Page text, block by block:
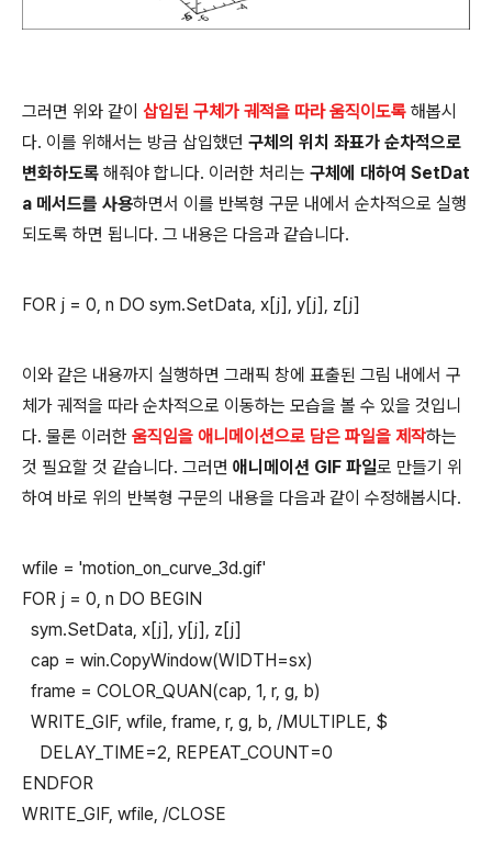
그러면 위와 같이 삽입된 구체가 궤적을 따라 움직이도록 해봅시
다. 이를 위해서는 방금 삽입했던 구체의 위치 좌표가 순차적으로
변화하도록 해줘야 합니다. 이러한 처리는 구체에 대하여 SetDat
a 메서드를 사용하면서 이를 반복형 구문 내에서 순차적으로 실행
되도록 하면 됩니다. 그 내용은 다음과 같습니다.
FOR j = 0, n DO sym.SetData, x[j], y[j], z[j]
이와 같은 내용까지 실행하면 그래픽 창에 표출된 그림 내에서 구
체가 궤적을 따라 순차적으로 이동하는 모습을 볼 수 있을 것입니
다. 물론 이러한 움직임을 애니메이션으로 담은 파일을 제작하는
것 필요할 것 같습니다. 그러면 애니메이션 GIF 파일로 만들기 위
하여 바로 위의 반복형 구문의 내용을 다음과 같이 수정해봅시다.
wfile = 'motion_on_curve_3d.gif'
FOR j = 0, n DO BEGIN
sym.SetData, x[j], y[j], z[j]
cap = win.CopyWindow(WIDTH=sx)
frame = COLOR_QUAN(cap, 1, r, g, b)
WRITE_GIF, wfile, frame, r, g, b, /MULTIPLE, $
DELAY_TIME=2, REPEAT_COUNT=0
ENDFOR
WRITE_GIF, wfile, /CLOSE